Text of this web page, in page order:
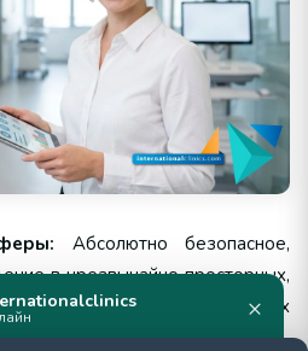
Абсолютно безопасное,
в чрезвычайно просторных,
продезинфицированных
×